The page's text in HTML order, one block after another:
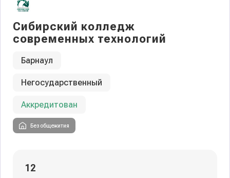
Сибирский колледж
современных технологий
Барнаул
Негосударственный
Аккредитован
Без общежития
12